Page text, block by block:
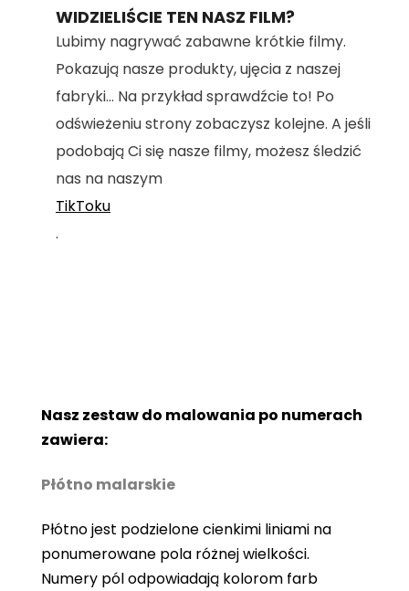
WIDZIELIŚCIE TEN NASZ FILM?
Lubimy nagrywać zabawne krótkie filmy.
Pokazują nasze produkty, ujęcia z naszej
fabryki... Na przykład sprawdźcie to! Po
odświeżeniu strony zobaczysz kolejne. A jeśli
podobają Ci się nasze filmy, możesz śledzić
nas na naszym
TikToku
.
Nasz zestaw do malowania po numerach
zawiera:
Płótno malarskie
Płótno jest podzielone cienkimi liniami na
ponumerowane pola różnej wielkości.
Numery pól odpowiadają kolorom farb